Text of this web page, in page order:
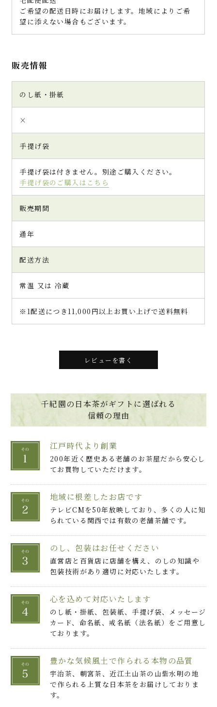
ご希望の配送日時にお届けします。地域によりご希
望に添えない場合もございます。
販売情報
のし紙・掛紙
×
手提げ袋
手提げ袋は付きません。別途ご購入ください。
手提げ袋のご購入はこちら
販売期間
通年
配送方法
常温 又は 冷蔵
※1配送につき11,000円以上お買い上げで送料無料
レビューを書く
千紀園の日本茶がギフトに選ばれる
信頼の理由
江戸時代より創業
200年近く歴史ある老舗のお茶屋だから安心し
てお買物していただけます。
地域に根差したお店です
テレビCMを50年放映しており、多くの人に知
られている関西では有数の老舗茶舗です。
のし、包装はお任せください
直営店と百貨店に店舗を構え、のしの知識や
包装技術があり適切に対応いたします。
心を込めて対応いたします
のし紙・掛紙、包装紙、手提げ袋、メッセージ
カード、命名紙、戒名紙（法名紙）をご用意し
ております。
豊かな気候風土で作られる本物の品質
宇治茶、朝宮茶、近江土山茶の山紫水明の地
で作られる上質な日本茶をお届けしておりま
す。